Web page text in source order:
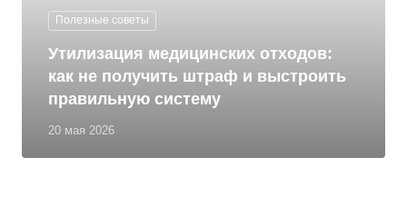
Полезные советы
20 мая 2026
Утилизация медицинских отходов:
как не получить штраф и выстроить
правильную систему